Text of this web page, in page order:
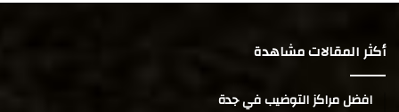
أكثر المقالات مشاهدة
افضل مراكز التوضيب في جدة